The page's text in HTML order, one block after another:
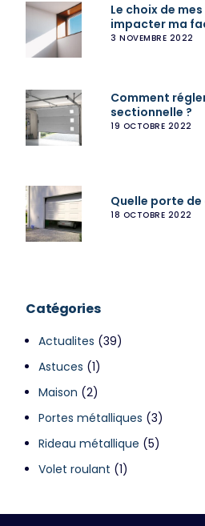
Le choix de
impacter ma
3 NOVEMBRE 2022
Comment
sectionnelle ?
19 OCTOBRE 2022
Quelle porte
18 OCTOBRE 2022
Catégories
Actualites (39)
Astuces (1)
Maison (2)
Portes métalliques (3)
Rideau métallique (5)
Volet roulant (1)